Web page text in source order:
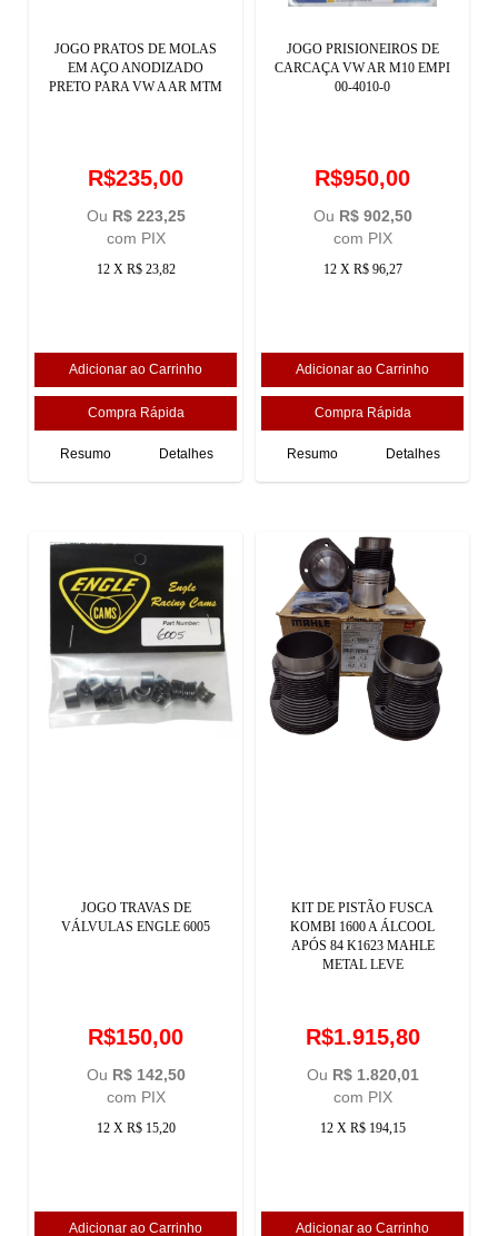
JOGO PRATOS DE MOLAS
EM AÇO ANODIZADO
PRETO PARA VW A AR MTM
R$235,00
Ou R$ 223,25
com PIX
12 X R$ 23,82
Resumo Detalhes
JOGO PRISIONEIROS DE
CARCAÇA VW AR M10 EMPI
00-4010-0
R$950,00
Ou R$ 902,50
com PIX
12 X R$ 96,27
Resumo Detalhes
JOGO TRAVAS DE
VÁLVULAS ENGLE 6005
R$150,00
Ou R$ 142,50
com PIX
12 X R$ 15,20
KIT DE PISTÃO FUSCA
KOMBI 1600 A ÁLCOOL
APÓS 84 K1623 MAHLE
METAL LEVE
R$1.915,80
Ou R$ 1.820,01
com PIX
12 X R$ 194,15